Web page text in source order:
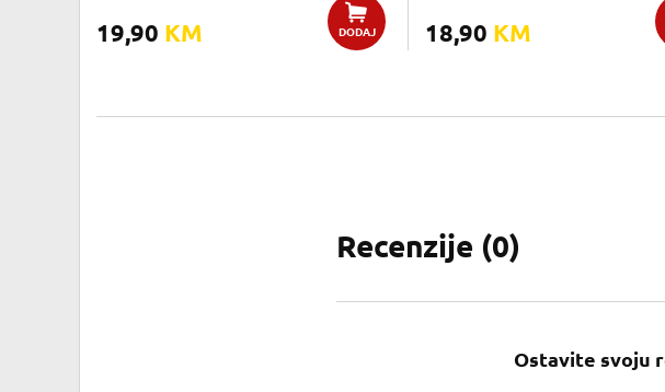
19,90 KM DODAJ 18,90 KM
Recenzije (0)
Ostavite svoju